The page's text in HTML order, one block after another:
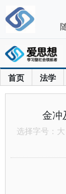
首页 法学
金冲
选择字号： 大